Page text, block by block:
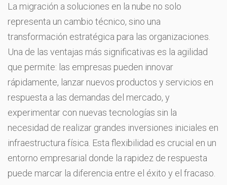
La migración a soluciones en la nube no solo
representa un cambio técnico, sino una
transformación estratégica para las organizaciones.
Una de las ventajas más significativas es la agilidad
que permite: las empresas pueden innovar
rápidamente, lanzar nuevos productos y servicios en
respuesta a las demandas del mercado, y
experimentar con nuevas tecnologías sin la
necesidad de realizar grandes inversiones iniciales en
infraestructura física. Esta flexibilidad es crucial en un
entorno empresarial donde la rapidez de respuesta
puede marcar la diferencia entre el éxito y el fracaso.